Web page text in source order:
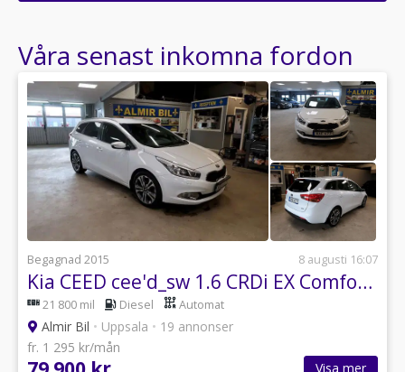
Våra senast inkomna fordon
Begagnad 2015 8 augusti 16:07
Kia CEED cee'd_sw 1.6 CRDi EX Comfort Euro 5
21 800 mil Diesel Automat
Almir Bil • Uppsala • 19 annonser
fr. 1 295 kr/mån
Visa mer